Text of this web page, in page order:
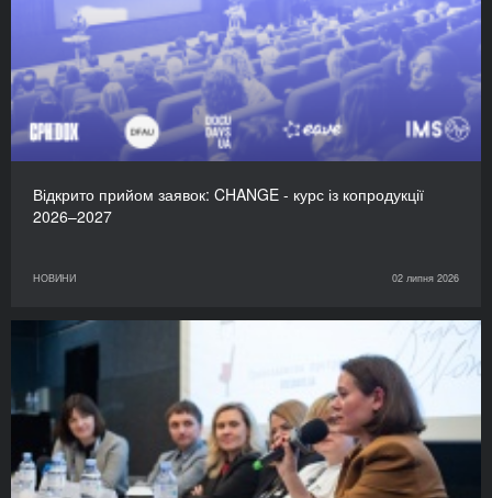
Відкрито прийом заявок: CHANGE - курс із копродукції
2026–2027
НОВИНИ 02 липня 2026